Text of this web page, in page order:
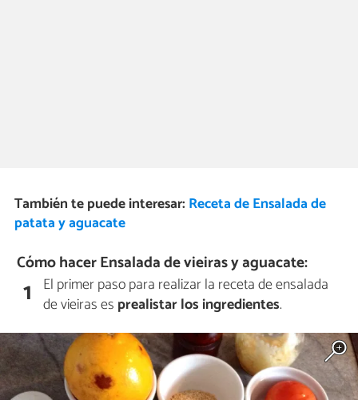
También te puede interesar: Receta de Ensalada de
patata y aguacate
Cómo hacer Ensalada de vieiras y aguacate:
1 El primer paso para realizar la receta de ensalada
de vieiras es prealistar los ingredientes.